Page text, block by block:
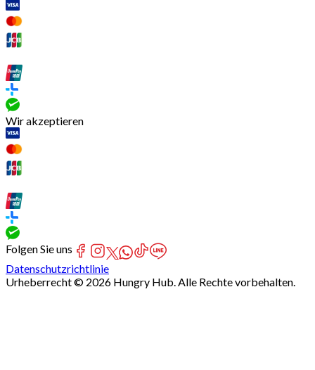
Wir akzeptieren
Folgen Sie uns
Datenschutzrichtlinie
Urheberrecht © 2026 Hungry Hub. Alle Rechte vorbehalten.